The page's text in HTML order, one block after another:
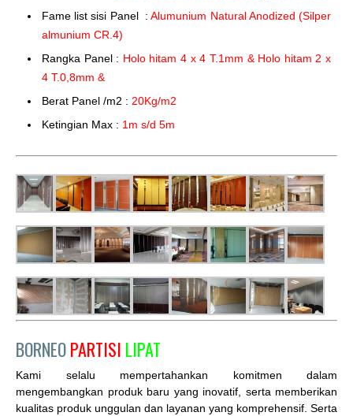
Fame list sisi Panel :Alumunium Natural Anodized (Silper
almunium CR.4)
Rangka Panel : Holo hitam 4 x 4 T.1mm & Holo hitam 2 x
4 T.0,8mm &
Berat Panel /m2 : 20Kg/m2
Ketingian Max : 1m s/d 5m
BORNEOPARTISI LIPAT
Kami selalu mempertahankan komitmen dalam
mengembangkan produk baru yang inovatif, serta memberikan
kualitas produk unggulan dan layanan yang komprehensif. Serta